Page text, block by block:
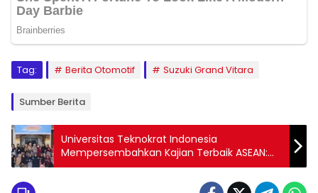
Tag: Berita Otomotif Suzuki Grand Vitara
Sumber Berita
Universitas Teknokrat Indonesia
Mempersembahkan Kajian Terbaik ASEAN:
UKMI Ar Rahman PTS! Milah Smart
Membagikan Tips Sukses untuk Para